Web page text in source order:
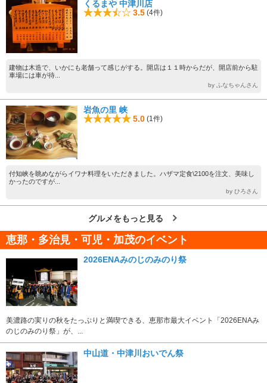
くるまや 中津川店
3.5 (4件)
建物は木造で、いかにも老舗って感じがする。開店は１１時からだが、開店前から駐
車場には車が待...
by ふなちゃんさん
岩魚の里 峡
5.0 (1件)
付知峡を眺めながらイワナ料理をいただきました。ハザマ定食\2100を注文、美味し
かったのですが...
by ひろさん
グルメをもっと見る
恵那・多治見・可児・加茂のイベント
2026ENAみのじのみのり祭
美濃路の実りの秋をたっぷりと満喫できる、恵那市最大イベント「2026ENAみ
のじのみのり祭」が、...
中山道・中津川おいでん祭